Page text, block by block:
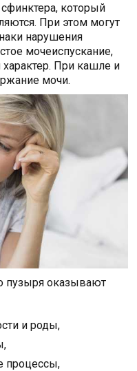
который
При этом могут
нарушения
мочеиспускание,
При кашле и
мочи.
пузыря оказывают
и роды,
процессы,